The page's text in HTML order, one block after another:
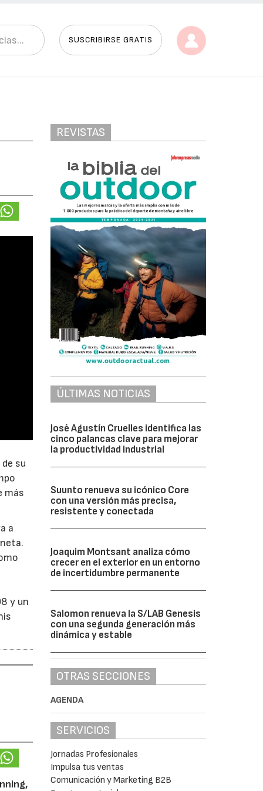
SUSCRIBIRSE GRATIS
su
más
a
y un
REVISTAS
ÚLTIMAS NOTICIAS
José Agustín Cruelles identifica las
cinco palancas clave para mejorar
la productividad industrial
Suunto renueva su icónico Core
con una versión más precisa,
resistente y conectada
Joaquim Montsant analiza cómo
crecer en el exterior en un entorno
de incertidumbre permanente
Salomon renueva la S/LAB Genesis
con una segunda generación más
dinámica y estable
OTRAS SECCIONES
AGENDA
SERVICIOS
Jornadas Profesionales
Impulsa tus ventas
Comunicación y Marketing B2B